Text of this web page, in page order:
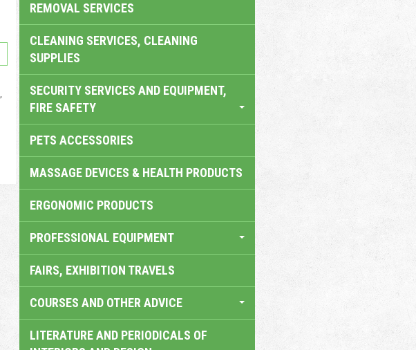
REMOVAL SERVICES
CLEANING SERVICES, CLEANING
SUPPLIES
SECURITY SERVICES AND EQUIPMENT,
FIRE SAFETY
PETS ACCESSORIES
MASSAGE DEVICES & HEALTH PRODUCTS
ERGONOMIC PRODUCTS
PROFESSIONAL EQUIPMENT
FAIRS, EXHIBITION TRAVELS
COURSES AND OTHER ADVICE
LITERATURE AND PERIODICALS OF